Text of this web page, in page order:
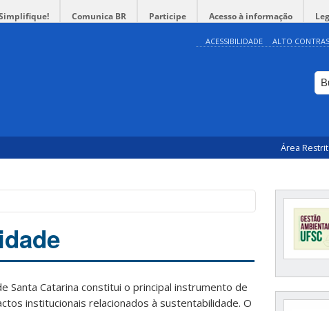
Comunica BR Participe Acesso à informação
ACESSIBILIDADE ALTO
Área
Santa Catarina constitui o principal instrumento de
institucionais relacionados à sustentabilidade. O